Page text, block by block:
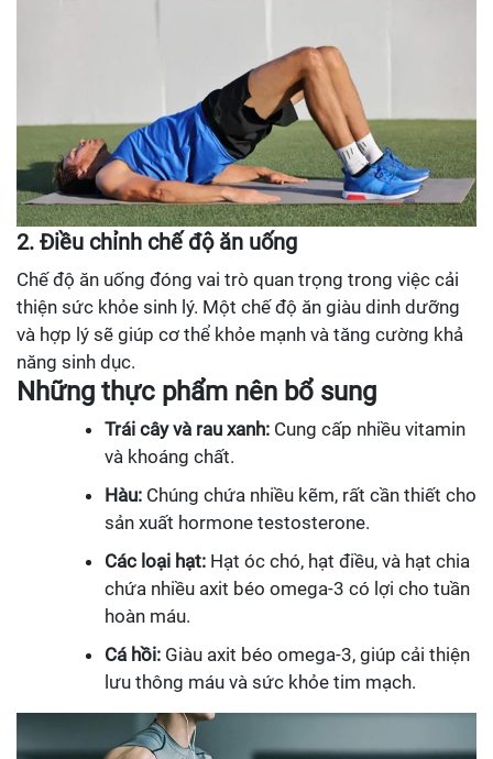
2. Điều chỉnh chế độ ăn uống
Chế độ ăn uống đóng vai trò quan trọng trong việc cải
thiện sức khỏe sinh lý. Một chế độ ăn giàu dinh dưỡng
và hợp lý sẽ giúp cơ thể khỏe mạnh và tăng cường khả
năng sinh dục.
Những thực phẩm nên bổ sung
Trái cây và rau xanh: Cung cấp nhiều vitamin
và khoáng chất.
Hàu: Chúng chứa nhiều kẽm, rất cần thiết cho
sản xuất hormone testosterone.
Các loại hạt: Hạt óc chó, hạt điều, và hạt chia
chứa nhiều axit béo omega-3 có lợi cho tuần
hoàn máu.
Cá hồi: Giàu axit béo omega-3, giúp cải thiện
lưu thông máu và sức khỏe tim mạch.